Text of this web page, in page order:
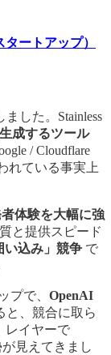
ートアップ）
ました。Stainless
成するツール
/ Cloudflare
れている事実上
体験を大幅に強
と提供スピード
い込み」競争 で
プで、 OpenAI
と、競合に取ら
レイヤーで
見えてきまし